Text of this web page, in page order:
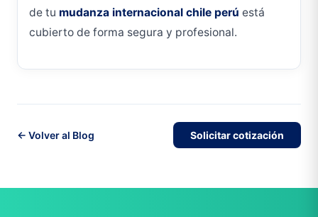
de tu mudanza internacional chile perú está
cubierto de forma segura y profesional.
← Volver al Blog Solicitar cotización